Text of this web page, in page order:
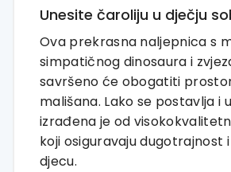
Unesite čaroliju u dječju
Ova prekrasna naljepnica s
simpatičnog dinosaura i
savršeno će obogatiti
mališana. Lako se postavlja i
izrađena je od
koji osiguravaju dugotrajnost
djecu.